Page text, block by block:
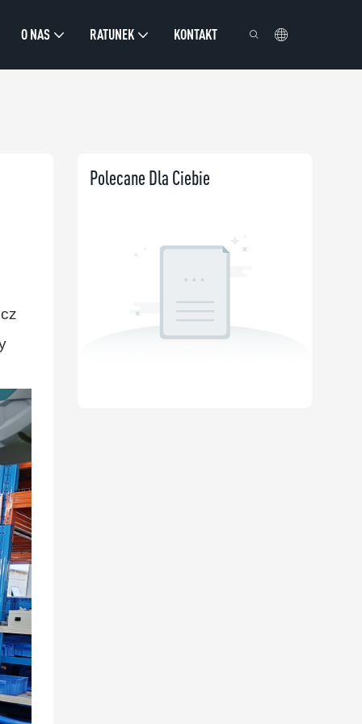
O NAS RATUNEK KONTAKT
Polecane Dla Ciebie